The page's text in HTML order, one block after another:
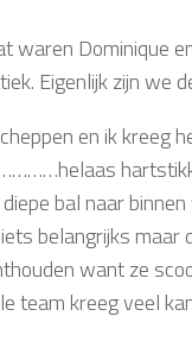
waren Dominique
Eigenlijk zijn we
en ik kreeg
bal naar
belangrijks
want ze
team kreeg veel